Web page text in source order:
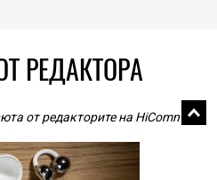
РЕДАКТОРА
от редакторите на HiComm